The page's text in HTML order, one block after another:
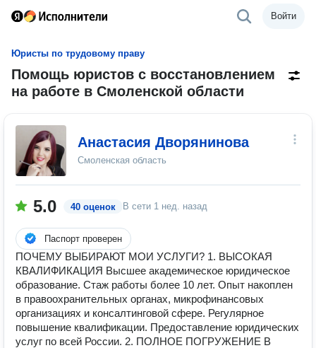
Войти
Юристы по трудовому праву
Помощь юристов с восстановлением
на работе в Смоленской области
Анастасия Дворянинова
Смоленская область
5.0 40 оценок В сети 1 нед. назад
Паспорт проверен
ПОЧЕМУ ВЫБИРАЮТ МОИ УСЛУГИ? 1. ВЫСОКАЯ
КВАЛИФИКАЦИЯ Высшее академическое юридическое
образование. Стаж работы более 10 лет. Опыт накоплен
в правоохранительных органах, микрофинансовых
организациях и консалтинговой сфере. Регулярное
повышение квалификации. Предоставление юридических
услуг по всей России. 2. ПОЛНОЕ ПОГРУЖЕНИЕ В